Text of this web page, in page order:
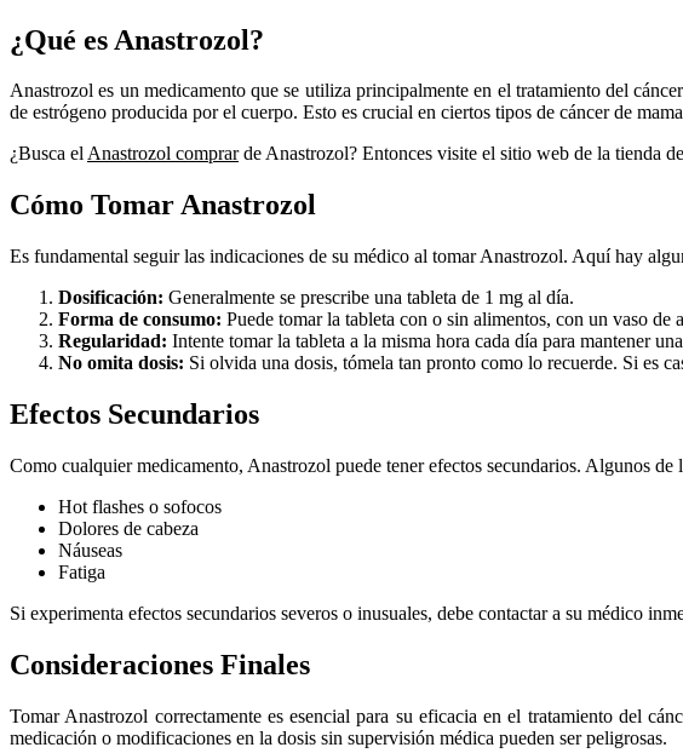
¿Qué es Anastrozol?
Anastrozol es un medicamento que se utiliza principalmente en el tratamiento del
de estrógeno producida por el cuerpo. Esto es crucial en ciertos tipos de cáncer de
¿Busca elAnastrozol comprarde Anastrozol? Entonces visite el sitio web de la tienda
Cómo Tomar Anastrozol
Es fundamental seguir las indicaciones de su médico al tomar Anastrozol. Aquí hay
Dosificación: Generalmente se prescribe una tableta de 1 mg al día.
Forma de consumo: Puede tomar la tableta con o sin alimentos, con un vaso de
Regularidad: Intente tomar la tableta a la misma hora cada día para mantener
No omita dosis: Si olvida una dosis, tómela tan pronto como lo recuerde. Si es
Efectos Secundarios
Como cualquier medicamento, Anastrozol puede tener efectos secundarios. Algunos de
Hot flashes o sofocos
Dolores de cabeza
Náuseas
Fatiga
Si experimenta efectos secundarios severos o inusuales, debe contactar a su médico
Consideraciones Finales
Tomar Anastrozol correctamente es esencial para su eficacia en el tratamiento del
medicación o modificaciones en la dosis sin supervisión médica pueden ser peligrosas.